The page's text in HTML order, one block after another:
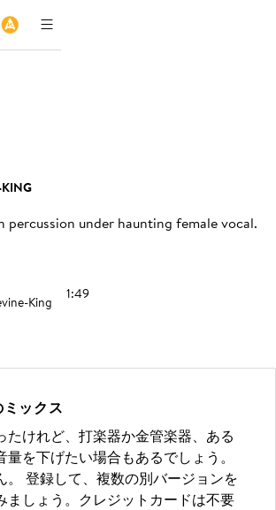
KING
percussion under haunting female vocal.
King 1:49
ックス
たけれど、打楽器か金管楽器、ある
量を下げたい場合もあるでしょう。
。 登録して、複数の別バージョンを
ましょう。クレジットカードは不要